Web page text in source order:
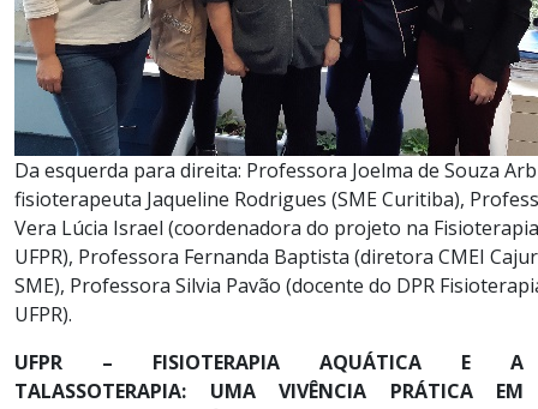
Da esquerda para direita: Professora Joelma de Souza
fisioterapeuta Jaqueline Rodrigues (SME Curitiba),
Vera Lúcia Israel (coordenadora do projeto na
UFPR), Professora Fernanda Baptista (diretora CMEI
SME), Professora Silvia Pavão (docente do DPR
UFPR).
UFPR – FISIOTERAPIA AQUÁTICA E A
TALASSOTERAPIA: UMA VIVÊNCIA PRÁTICA EM